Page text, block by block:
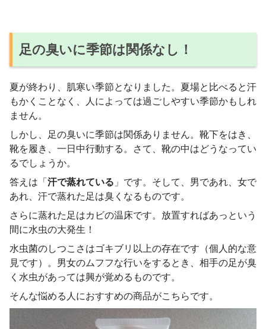
足の臭いに季節は関係なし！
夏が終わり、肌寒い季節となりました。夏場と比べると汗
もかくことなく、人によっては過ごしやすい季節かもしれ
ません。
しかし、足の臭いに季節は関係ありません。靴下をはき、
靴を履き、一日中行動する。さて、靴の中はどうなってい
るでしょうか。
答えは「 汗で蒸れている 」です。そして、男であれ、女で
あれ、汗で蒸れた足は臭くなるものです。
さらに蒸れた足はカビの温床です。放置すればあっという
間に水虫の大発生！
水虫菌のしつこさはゴキブリ以上の存在です（個人的な意
見です）。男女のムフフな行いをするとき、相手の足が臭
く水虫があっては興が覚めるものです。
そんな悩める人におすすめの商品がこちらです。